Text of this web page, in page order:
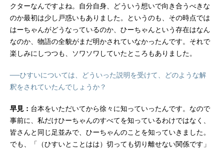
クターなんですよね。自分自身、どういう想いで向き合うべきな
のか最初は少し戸惑いもありました。というのも、その時点では
はーちゃんがどうなっているのか、ひーちゃんという存在はなん
なのか、物語の全貌がまだ明かされていなかったんです。それで
楽しみにしつつも、ソワソワしていたところもありました。
──ひすいについては、どういった説明を受けて、どのような解
釈をされていたんでしょうか？
早見： 台本をいただいてから徐々に知っていったんです。なので
事前に、私だけひーちゃんのすべてを知っているわけではなく、
皆さんと同じ足並みで、ひーちゃんのことを知っていきました。
でも、「（ひすいとことはは）切っても切り離せない関係です」